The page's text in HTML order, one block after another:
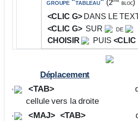
groupe "tableau" (2 bloc)
<CLIC G> DANS LE
<CLIC G> SUR
de
CHOISIR
PUIS <CLIC
Déplacement
<TAB>
cellule vers la droite
<MAJ> <TAB>